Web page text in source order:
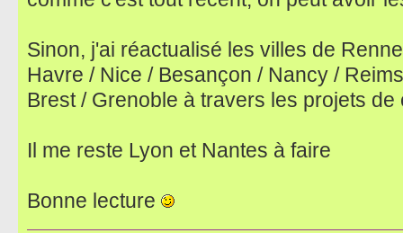
Sinon, j'ai réactualisé les villes de
Havre / Nice / Besançon / Nancy /
Brest / Grenoble à travers les projets de
Il me reste Lyon et Nantes à faire
Bonne lecture